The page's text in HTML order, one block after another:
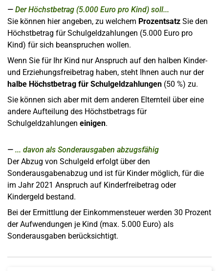
Der Höchstbetrag (5.000 Euro pro Kind) soll...
Sie können hier angeben, zu welchem Prozentsatz Sie den
Höchstbetrag für Schulgeldzahlungen (5.000 Euro pro
Kind) für sich beanspruchen wollen.
Wenn Sie für Ihr Kind nur Anspruch auf den halben Kinder-
und Erziehungsfreibetrag haben, steht Ihnen auch nur der
halbe Höchstbetrag für Schulgeldzahlungen (50 %) zu.
Sie können sich aber mit dem anderen Elternteil über eine
andere Aufteilung des Höchstbetrags für
Schulgeldzahlungen einigen.
... davon als Sonderausgaben abzugsfähig
Der Abzug von Schulgeld erfolgt über den
Sonderausgabenabzug und ist für Kinder möglich, für die
im Jahr 2021 Anspruch auf Kinderfreibetrag oder
Kindergeld bestand.
Bei der Ermittlung der Einkommensteuer werden 30 Prozent
der Aufwendungen je Kind (max. 5.000 Euro) als
Sonderausgaben berücksichtigt.